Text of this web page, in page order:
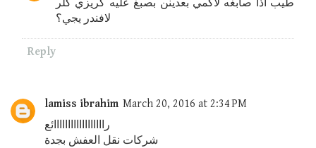
طيب اذا صابغه لاكمي بعدينن بصبغ عليه كريزي كلر
لافندر يجي؟
Reply
lamiss ibrahim March 20, 2016 at 2:34 PM
راااااااااااااااااائع
شركات نقل العفش بجدة